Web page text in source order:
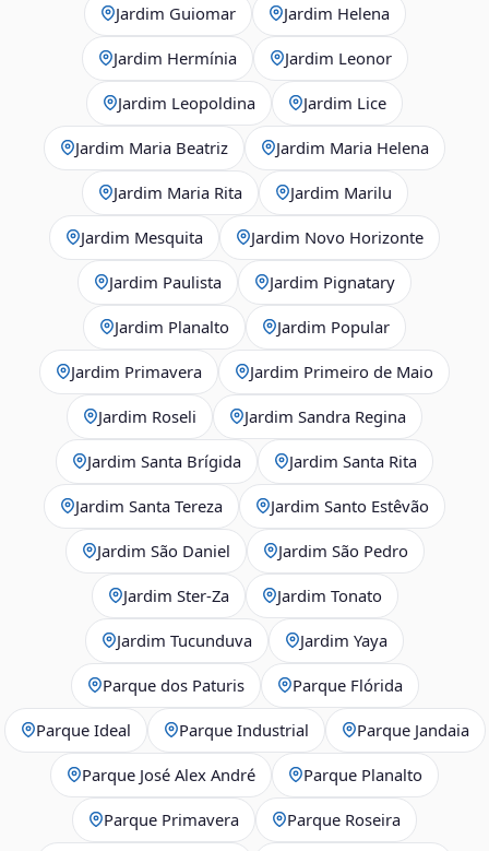
Jardim Guiomar Jardim Helena
Jardim Hermínia Jardim Leonor
Jardim Leopoldina Jardim Lice
Jardim Maria Beatriz Jardim Maria Helena
Jardim Maria Rita Jardim Marilu
Jardim Mesquita Jardim Novo Horizonte
Jardim Paulista Jardim Pignatary
Jardim Planalto Jardim Popular
Jardim Primavera Jardim Primeiro de Maio
Jardim Roseli Jardim Sandra Regina
Jardim Santa Brígida Jardim Santa Rita
Jardim Santa Tereza Jardim Santo Estêvão
Jardim São Daniel Jardim São Pedro
Jardim Ster‑Za Jardim Tonato
Jardim Tucunduva Jardim Yaya
Parque dos Paturis Parque Flórida
Parque Ideal Parque Industrial Parque Jandaia
Parque José Alex André Parque Planalto
Parque Primavera Parque Roseira